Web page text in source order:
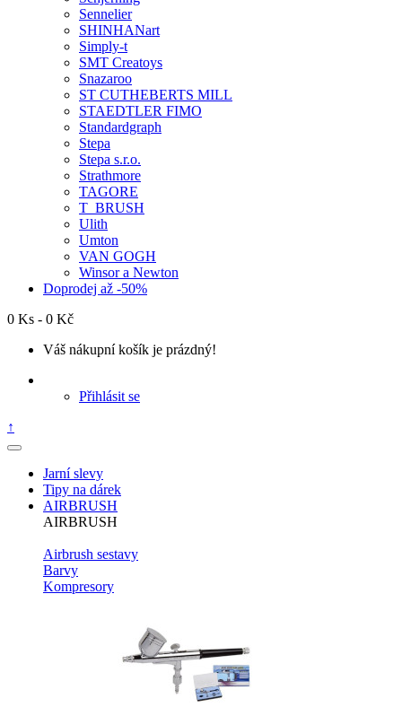
Sennelier
SHINHANart
Simply-t
SMT Creatoys
Snazaroo
ST CUTHEBERTS MILL
STAEDTLER FIMO
Standardgraph
Stepa
Stepa s.r.o.
Strathmore
TAGORE
T_BRUSH
Ulith
Umton
VAN GOGH
Winsor a Newton
Doprodej až -50%
0 Ks - 0 Kč
Váš nákupní košík je prázdný!
Přihlásit se
↑
Jarní slevy
Tipy na dárek
AIRBRUSH
AIRBRUSH
Airbrush sestavy
Barvy
Kompresory